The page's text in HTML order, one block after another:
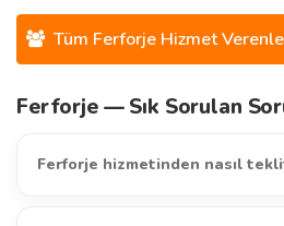
Tüm Ferforje Hizmet
Ferforje — Sık Sorulan
Ferforje hizmetinden nasıl